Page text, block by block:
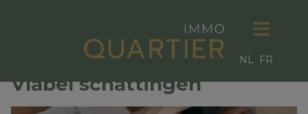
NL FR
Vlabel schattingen